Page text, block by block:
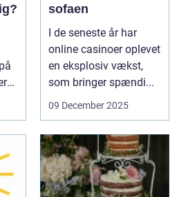
sofaen
I de seneste år har
online casinoer oplevet
en eksplosiv vækst,
som bringer spændi...
09 December 2025